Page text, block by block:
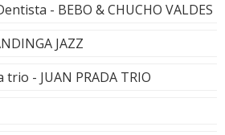
- BEBO & CHUCHO VALDES
JAZZ
- JUAN PRADA TRIO